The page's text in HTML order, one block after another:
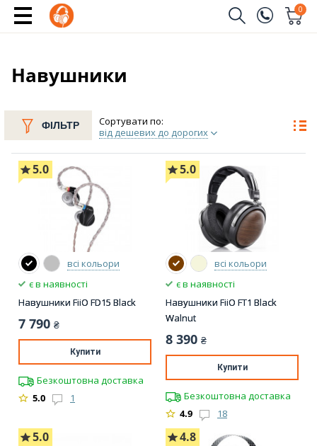
0
Телефон
Надіслати
Навушники
ФІЛЬТР
Сортувати по:
від дешевих до дорогих
5.0
всі кольори
є в наявності
Навушники FiiO FD15 Black
7 790 ₴
Купити
Безкоштовна доставка
5.0
1
5.0
всі кольори
є в наявності
Навушники FiiO FT1 Black
Walnut
8 390 ₴
Купити
Безкоштовна доставка
4.9
18
5.0 4.8